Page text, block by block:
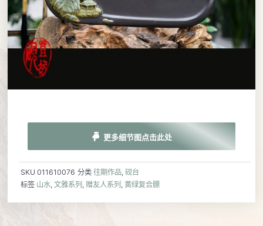
更多细节图点击此处
SKU 011610076 分类 往期作品,砚台
标签 山水,文雅系列 , 赠友人系列 ,黄绿复合膘